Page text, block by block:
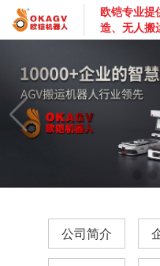
欧铠专业提
造、无人搬
公司简介